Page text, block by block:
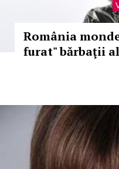
România
furat" bărbaţii